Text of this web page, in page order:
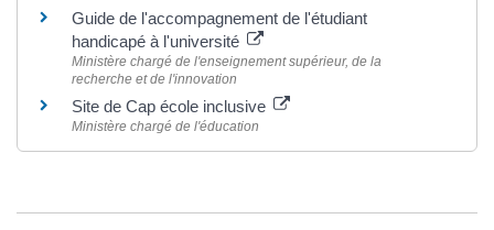
Guide de l'accompagnement de l'étudiant
handicapé à l'université
Ministère chargé de l'enseignement supérieur, de la
recherche et de l'innovation
Site de Cap école inclusive
Ministère chargé de l'éducation